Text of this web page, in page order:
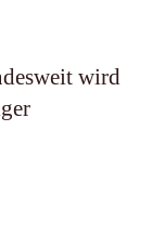
wird